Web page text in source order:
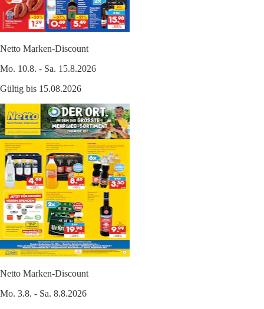
Netto Marken-Discount
Mo. 10.8. - Sa. 15.8.2026
Gültig bis 15.08.2026
Netto Marken-Discount
Mo. 3.8. - Sa. 8.8.2026